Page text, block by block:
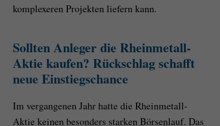
komplexeren Projekten liefern kann.
Sollten Anleger die Rheinmetall-
Aktie kaufen? Rückschlag schafft
neue Einstiegschance
Im vergangenen Jahr hatte die Rheinmetall-
Aktie keinen besonders starken Börsenlauf. Das